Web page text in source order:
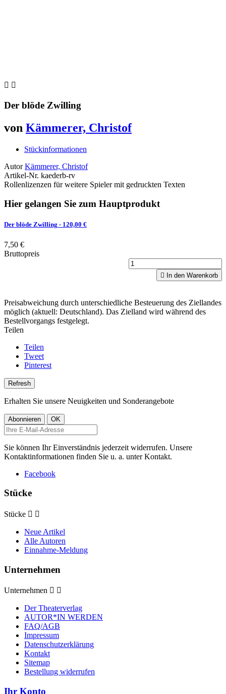
 
Der blöde Zwilling
von Kämmerer, Christof
Stückinformationen
Autor Kämmerer, Christof
Artikel-Nr. kaederb-rv
Rollenlizenzen für weitere Spieler mit gedruckten Texten
Hier gelangen Sie zum Hauptprodukt
Der blöde Zwilling - 120,00 €
7,50 €
Bruttopreis
 In den Warenkorb
Preisabweichung durch unterschiedliche Besteuerung des Ziellandes
möglich (aktuell: Deutschland). Das Zielland wird während des
Bestellvorgangs festgelegt.
Teilen
Teilen
Tweet
Pinterest
Erhalten Sie unsere Neuigkeiten und Sonderangebote
Sie können Ihr Einverständnis jederzeit widerrufen. Unsere
Kontaktinformationen finden Sie u. a. unter Kontakt.
Facebook
Stücke
Stücke  
Neue Artikel
Alle Autoren
Einnahme-Meldung
Unternehmen
Unternehmen  
Der Theaterverlag
AUTOR*IN WERDEN
FAQ/AGB
Impressum
Datenschutzerklärung
Kontakt
Sitemap
Bestellung widerrufen
Ihr Konto